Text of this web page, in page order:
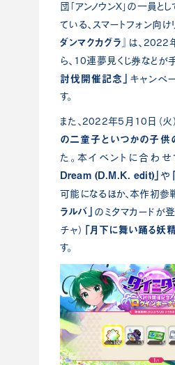
団「アンノウンX」の一員と
ている、スマートフォン向
ダンマクカグラ』 は、2022
ら、10連夢見くじ券などが
討伐開催記念」 キャンペ
す。
また、2022年5月10日（火
の二童子といつかの子供
た。本イベントに合わせ
Dream (D.M.K. edit)」 や
可能になるほか、本作初参
ラルバ」 のミタマカードが
チャ） 「月下に舞い踊る妖
す。